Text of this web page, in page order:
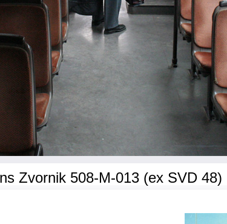
Zvornik 508-M-013 (ex SVD 48)